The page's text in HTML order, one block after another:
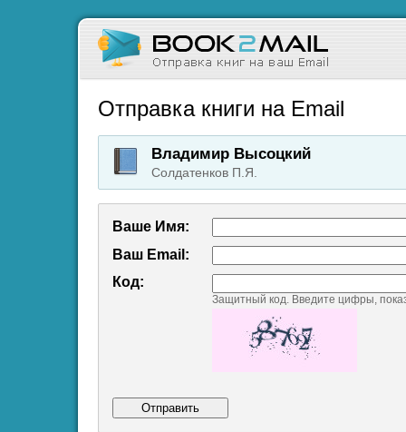
Отправка книги на Email
Владимир Высоцкий
Солдатенков П.Я.
Ваше Имя:
Ваш Emаil:
Код:
Защитный код. Введите цифры,